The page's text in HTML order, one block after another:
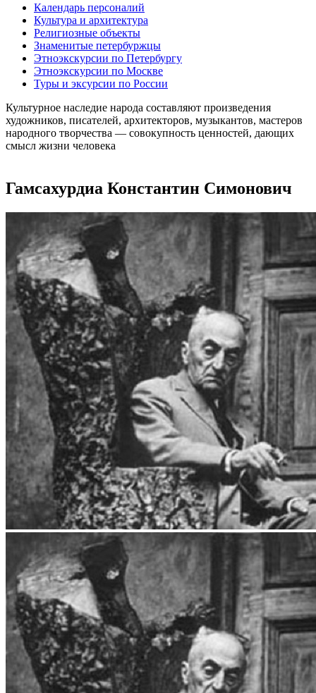
Календарь персоналий
Культура и архитектура
Религиозные объекты
Знаменитые петербуржцы
Этноэкскурсии по Петербургу
Этноэкскурсии по Москве
Туры и эксурсии по России
Культурное наследие народа составляют произведения
художников, писателей, архитекторов, музыкантов, мастеров
народного творчества ― совокупность ценностей, дающих
смысл жизни человека
Гамсахурдиа Константин Симонович